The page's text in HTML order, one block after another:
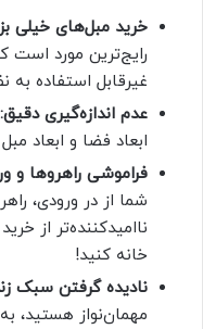
خرید مبل‌های خیلی
رایج‌ترین مورد
غیرقابل استفاده به
عدم اندازه‌گیری دقیق:
ابعاد فضا و ابعاد
فراموشی راهروها و
شما از در ورودی،
ناامیدکننده‌تر از
خانه کنید!
نادیده گرفتن سبک
مهمان‌نواز هستید،